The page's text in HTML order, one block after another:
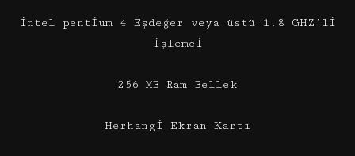
intel pentium 4 Eşdeğer veya üstü 1.8 GHZ’li
işlemci
256 MB Ram Bellek
Herhangi Ekran Kartı